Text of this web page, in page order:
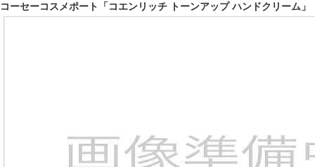
コーセーコスメポート「コエンリッチ トーンアップ ハンドクリーム」